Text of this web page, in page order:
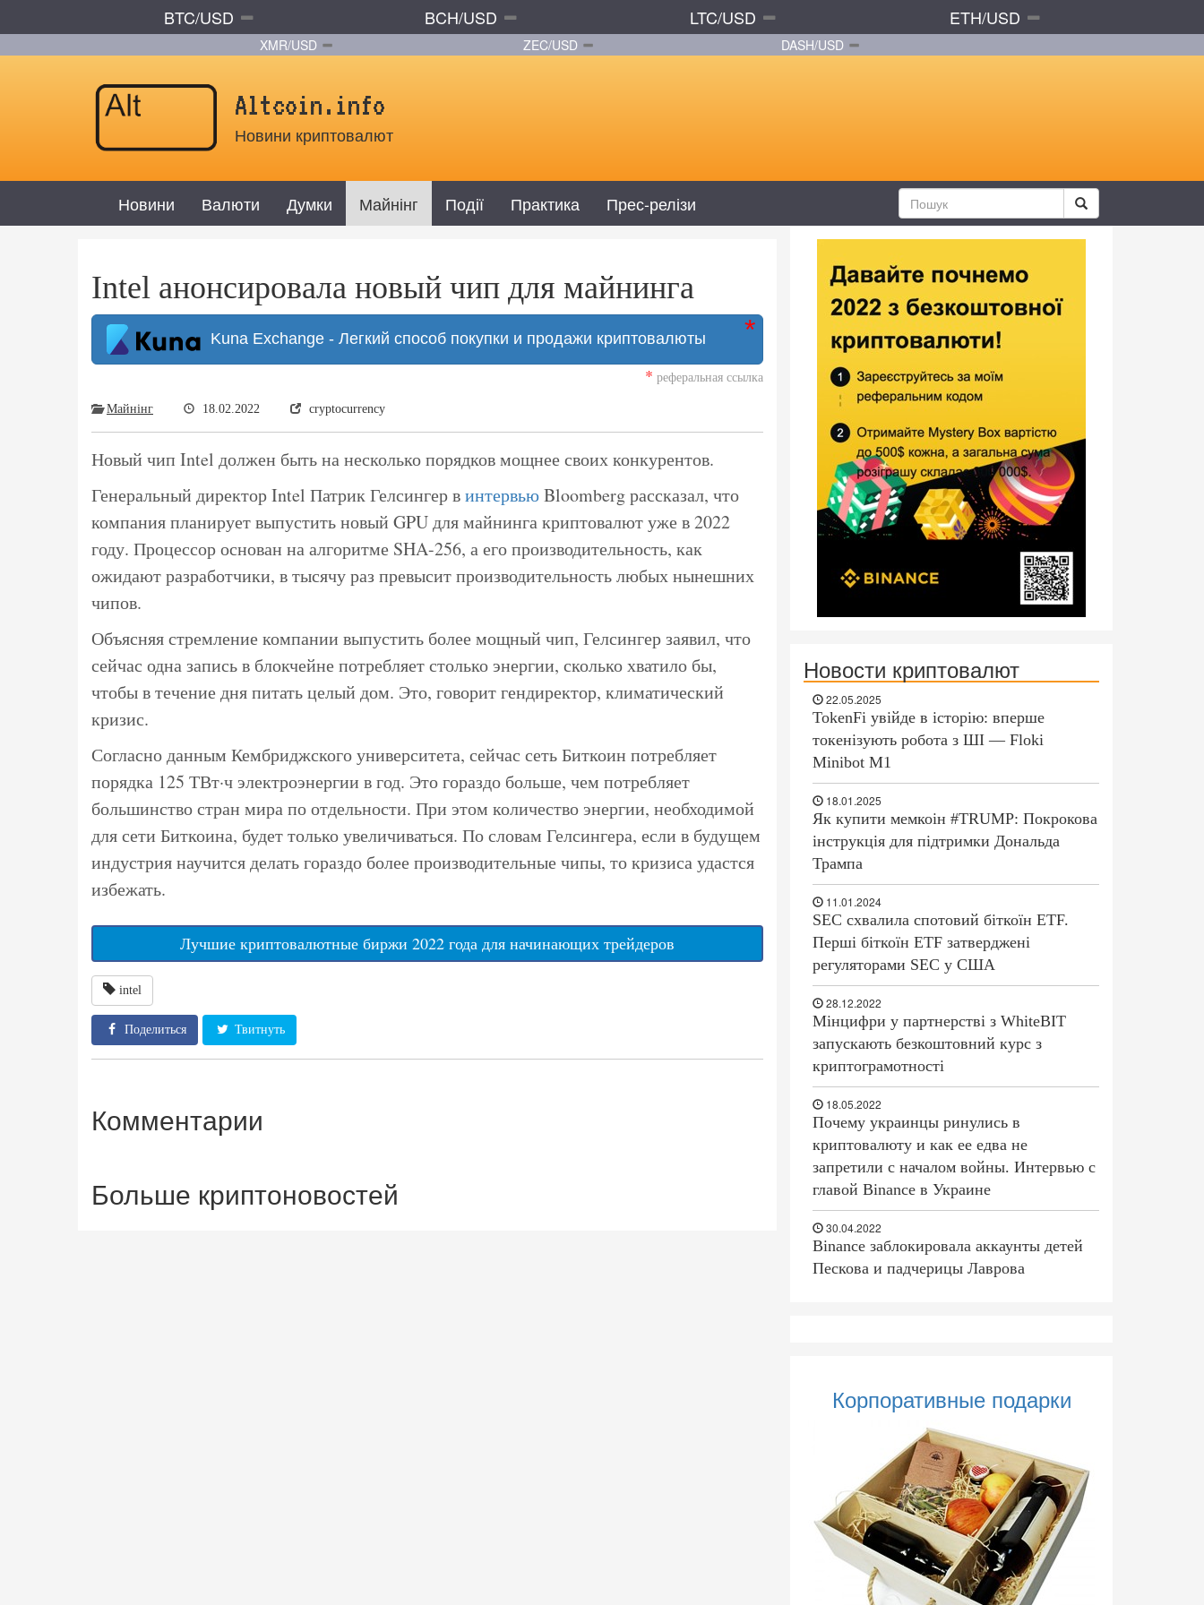
BTC/USD BCH/USD LTC/USD ETH/USD
XMR/USD ZEC/USD DASH/USD
Altcoin.info
Новини криптовалют
Новини Валюти Думки Майнінг Події Практика Прес-релізи
Intel анонсировала новый чип для майнинга
Kuna Exchange - Легкий способ покупки и продажи криптовалюты
* реферальная ссылка
Майнінг 18.02.2022 cryptocurrency
​Новый чип Intel должен быть на несколько порядков мощнее своих конкурентов.
Генеральный директор Intel Патрик Гелсингер винтервьюBloomberg рассказал, что
компания планирует выпустить новый GPU для майнинга криптовалют уже в 2022
году. Процессор основан на алгоритме SHA-256, а его производительность, как
ожидают разработчики, в тысячу раз превысит производительность любых нынешних
чипов.
Объясняя стремление компании выпустить более мощный чип, Гелсингер заявил, что
сейчас одна запись в блокчейне потребляет столько энергии, сколько хватило бы,
чтобы в течение дня питать целый дом. Это, говорит гендиректор, климатический
кризис.
Согласно данным Кембриджского университета, сейчас сеть Биткоин потребляет
порядка 125 ТВт·ч электроэнергии в год. Это гораздо больше, чем потребляет
большинство стран мира по отдельности. При этом количество энергии, необходимой
для сети Биткоина, будет только увеличиваться. По словам Гелсингера, если в будущем
индустрия научится делать гораздо более производительные чипы, то кризиса удастся
избежать.
Лучшие криптовалютные биржи 2022 года для начинающих трейдеров
intel
Поделиться Твитнуть
Комментарии
Больше криптоновостей
Новости криптовалют
22.05.2025
TokenFi увійде в історію: вперше
токенізують робота з ШІ — Floki
Minibot M1
18.01.2025
Як купити мемкоін #TRUMP: Покрокова
інструкція для підтримки Дональда
Трампа
11.01.2024
SEC схвалила спотовий біткоїн ETF.
Перші біткоїн ETF затверджені
регуляторами SEC у США
28.12.2022
Мінцифри у партнерстві з WhiteBIT
запускають безкоштовний курс з
криптограмотності
18.05.2022
Почему украинцы ринулись в
криптовалюту и как ее едва не
запретили с началом войны. Интервью с
главой Binance в Украине
30.04.2022
Binance заблокировала аккаунты детей
Пескова и падчерицы Лаврова
Корпоративные подарки